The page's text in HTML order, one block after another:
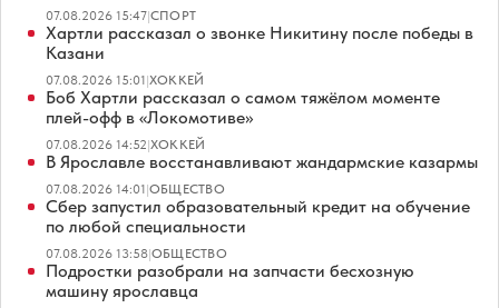
07.08.2026 15:47|СПОРТ
Хартли рассказал о звонке Никитину после победы в
Казани
07.08.2026 15:01|ХОККЕЙ
Боб Хартли рассказал о самом тяжёлом моменте
плей-офф в «Локомотиве»
07.08.2026 14:52|ХОККЕЙ
В Ярославле восстанавливают жандармские казармы
07.08.2026 14:01|ОБЩЕСТВО
Сбер запустил образовательный кредит на обучение
по любой специальности
07.08.2026 13:58|ОБЩЕСТВО
Подростки разобрали на запчасти бесхозную
машину ярославца